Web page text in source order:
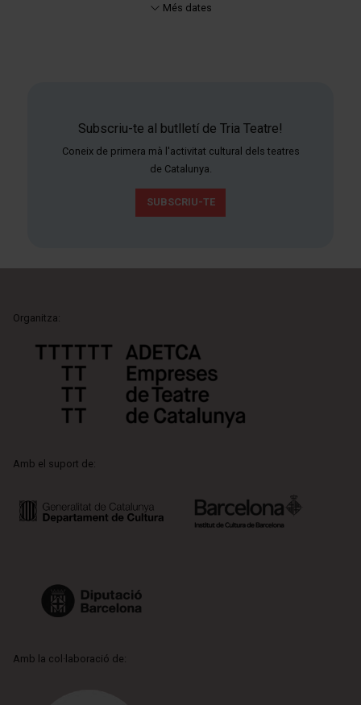
Més dates
Subscriu-te al butlletí de Tria Teatre!
Coneix de primera mà l'activitat cultural dels teatres
de Catalunya.
SUBSCRIU-TE
Organitza:
Amb el suport de:
Amb la col·laboració de: